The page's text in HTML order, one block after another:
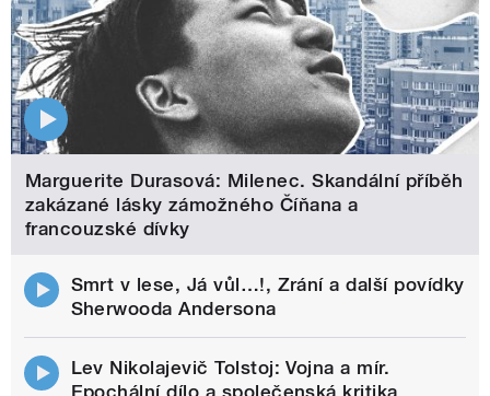
Marguerite Durasová: Milenec. Skandální příběh
zakázané lásky zámožného Číňana a
francouzské dívky
Smrt v lese, Já vůl…!, Zrání a další povídky
Sherwooda Andersona
Lev Nikolajevič Tolstoj: Vojna a mír.
Epochální dílo a společenská kritika